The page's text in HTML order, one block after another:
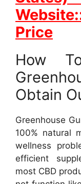
Price
How
Obtain
Greenhouse
100% natural
wellness
efficient
most CBD